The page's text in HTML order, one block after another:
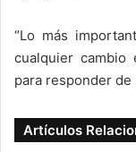
“Lo más
cualquier cambio
para responder de
Artículos